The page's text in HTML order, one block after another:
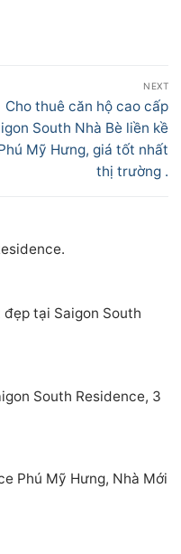
NEXT
Next
post:
Cho thuê căn hộ cao cấp
South Nhà Bè liền kề
Mỹ Hưng, giá tốt nhất
thị trường .
tại Saigon South
South Residence, 3
Phú Mỹ Hưng, Nhà Mới